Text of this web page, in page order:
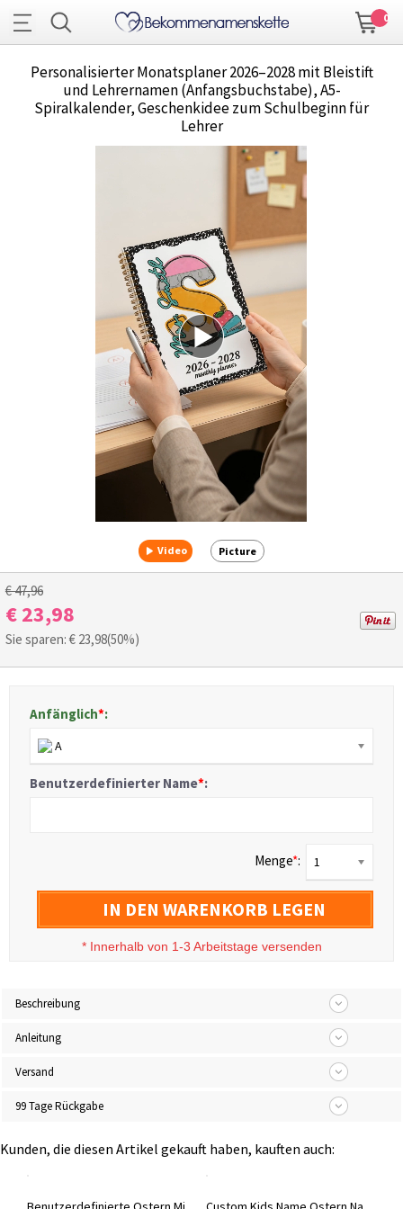
0
Personalisierter Monatsplaner 2026–2028 mit Bleistift
und Lehrernamen (Anfangsbuchstabe), A5-
Spiralkalender, Geschenkidee zum Schulbeginn für
Lehrer
Video Picture
€ 47,96
€ 23,98
Sie sparen: € 23,98(50%)
Anfänglich*:
A
Benutzerdefinierter Name*:
Menge*: 1
IN DEN WARENKORB LEGEN
* Innerhalb von 1-3 Arbeitstage versenden
Beschreibung
Anleitung
Versand
99 Tage Rückgabe
Kunden, die diesen Artikel gekauft haben, kauften auch: